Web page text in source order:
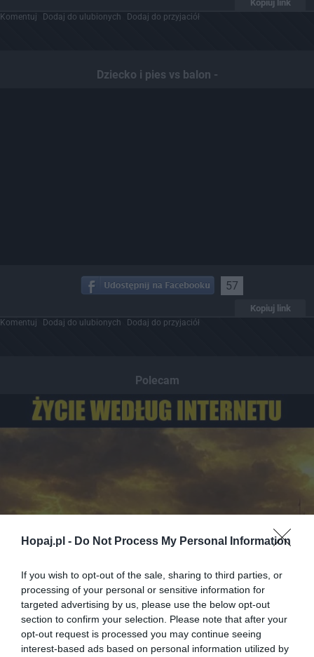
Hopaj.pl - Do Not Process My Personal Information
If you wish to opt-out of the sale, sharing to third parties, or
processing of your personal or sensitive information for
targeted advertising by us, please use the below opt-out
section to confirm your selection. Please note that after your
opt-out request is processed you may continue seeing
interest-based ads based on personal information utilized by
Kopiuj link
Komentuj Dodaj do ulubionych Dodaj do przyjaciół
Dziecko i pies vs balon -
57
Kopiuj link
Komentuj Dodaj do ulubionych Dodaj do przyjaciół
Polecam